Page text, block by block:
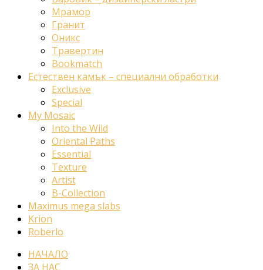
Мрамор
Гранит
Оникс
Травертин
Bookmatch
Естествен камък – специални обработки
Exclusive
Special
My Mosaic
Into the Wild
Oriental Paths
Essential
Texture
Artist
B-Collection
Maximus mega slabs
Krion
Roberlo
НАЧАЛО
ЗА НАС